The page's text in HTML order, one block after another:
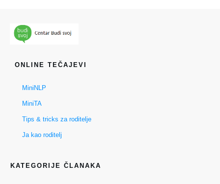
ONLINE TEČAJEVI
MiniNLP
MiniTA
Tips & tricks za roditelje
Ja kao roditelj
KATEGORIJE ČLANAKA